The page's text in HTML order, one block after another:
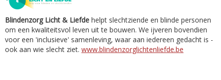
Blindenzorg Licht & Liefde helpt slechtziende en blinde personen
om een kwaliteitsvol leven uit te bouwen. We ijveren bovendien
voor een 'inclusieve' samenleving, waar aan iedereen gedacht is -
ook aan wie slecht ziet. www.blindenzorglichtenliefde.be